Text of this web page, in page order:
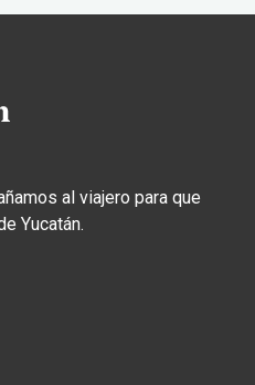
al viajero para que
Yucatán.